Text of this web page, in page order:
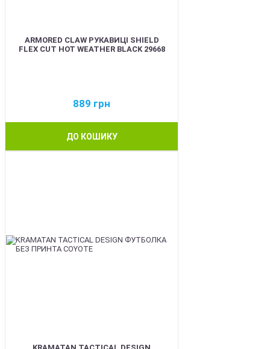
ARMORED CLAW РУКАВИЦІ SHIELD
FLEX CUT HOT WEATHER BLACK 29668
889 грн
ДО КОШИКУ